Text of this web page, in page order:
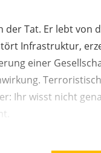
Tat. Er lebt von
Infrastruktur,
einer
Ihr wisst nicht